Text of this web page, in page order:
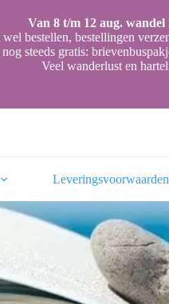
Van 8 t/m 12 aug. wandel
wel bestellen, bestellingen
steeds gratis:
Veel wanderlust en
Leveringsvoorwaarden